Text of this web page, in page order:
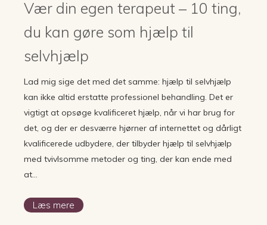
Vær din egen terapeut – 10 ting,
du kan gøre som hjælp til
selvhjælp
Lad mig sige det med det samme: hjælp til selvhjælp
kan ikke altid erstatte professionel behandling. Det er
vigtigt at opsøge kvalificeret hjælp, når vi har brug for
det, og der er desværre hjørner af internettet og dårligt
kvalificerede udbydere, der tilbyder hjælp til selvhjælp
med tvivlsomme metoder og ting, der kan ende med
at…
Læs mere